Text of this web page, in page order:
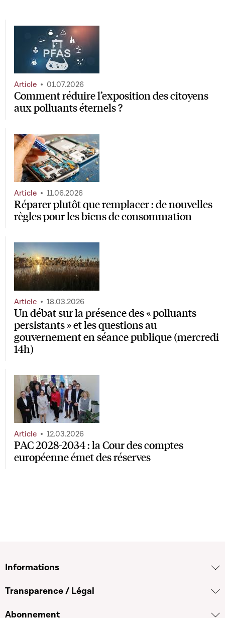
Comment réduire l’exposition des citoyens
aux polluants éternels ?
Article 01.07.2026
Réparer plutôt que remplacer : de nouvelles
règles pour les biens de consommation
Article 11.06.2026
Un débat sur la présence des « polluants
persistants » et les questions au
gouvernement en séance publique (mercredi
14h)
Article 18.03.2026
PAC 2028-2034 : la Cour des comptes
européenne émet des réserves
Article 12.03.2026
Informations
Transparence / Légal
Abonnement